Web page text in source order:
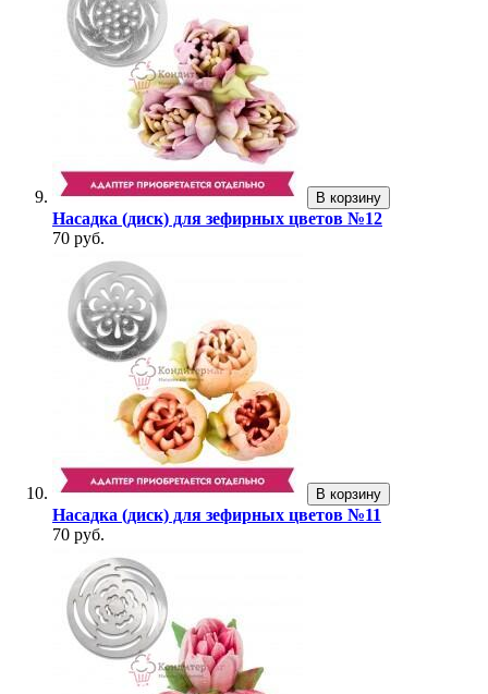
В корзину
Насадка (диск) для зефирных цветов №12
70 руб.
В корзину
Насадка (диск) для зефирных цветов №11
70 руб.